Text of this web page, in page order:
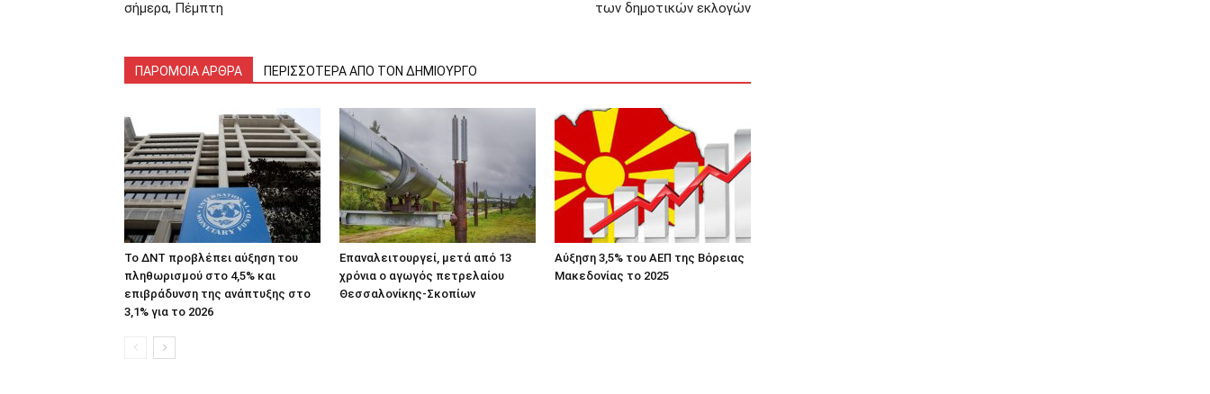
σήμερα, Πέμπτη
των δημοτικών εκλογών
ΠΑΡΟΜΟΙΑ ΑΡΘΡΑ ΠΕΡΙΣΣΟΤΕΡΑ ΑΠΟ ΤΟΝ ΔΗΜΙΟΥΡΓΟ
Το ΔΝΤ προβλέπει αύξηση του
πληθωρισμού στο 4,5% και
επιβράδυνση της ανάπτυξης στο
3,1% για το 2026
Επαναλειτουργεί, μετά από 13
χρόνια ο αγωγός πετρελαίου
Θεσσαλονίκης-Σκοπίων
Αύξηση 3,5% του ΑΕΠ της Βόρειας
Μακεδονίας το 2025